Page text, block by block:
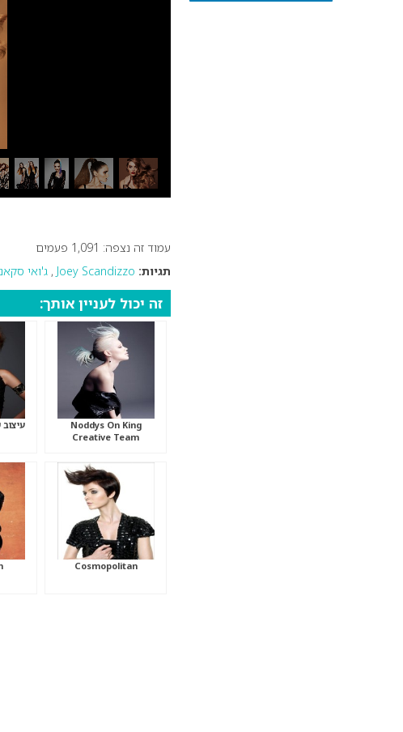
עמוד זה נצפה: 1,091 פעמים
תגיות: Joey Scandizzo
, ג'ואי
זה יכול לעניין אותך:
Noddys On King
Creative Team
Cosmopolitan